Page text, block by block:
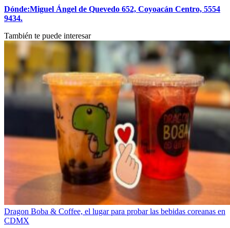
Dónde:Miguel Ángel de Quevedo 652, Coyoacán Centro, 5554
9434.
También te puede interesar
Dragon Boba & Coffee, el lugar para probar las bebidas coreanas en
CDMX